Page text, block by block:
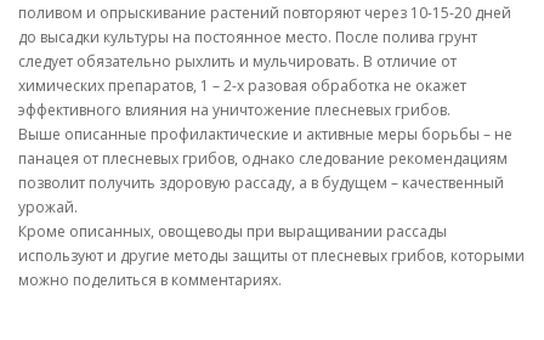
поливом и опрыскивание растений повторяют через 10-15-20 дней
до высадки культуры на постоянное место. После полива грунт
следует обязательно рыхлить и мульчировать. В отличие от
химических препаратов, 1 – 2-х разовая обработка не окажет
эффективного влияния на уничтожение плесневых грибов.
Выше описанные профилактические и активные меры борьбы – не
панацея от плесневых грибов, однако следование рекомендациям
позволит получить здоровую рассаду, а в будущем – качественный
урожай.
Кроме описанных, овощеводы при выращивании рассады
используют и другие методы защиты от плесневых грибов, которыми
можно поделиться в комментариях.